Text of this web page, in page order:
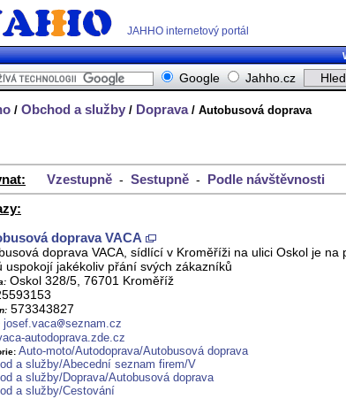
JAHHO internetový portál
Google Jahho.cz
/ Obchod a služby / Doprava/ Autobusová doprava
Vzestupně - Sestupně - Podle návštěvnosti
doprava VACA
doprava VACA, sídlící v Kroměříži na ulici Oskol je
uspokojí jakékoliv přání svých zákazníků
Oskol 328/5, 76701 Kroměříž
573343827
josef.vaca seznam.cz
autodoprava.zde.cz
Auto-moto/Autodoprava/Autobusová doprava
a služby/Abecední seznam firem/V
a služby/Doprava/Autobusová doprava
a služby/Cestování